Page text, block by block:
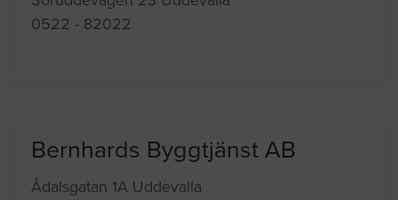
0522 - 82022
Bernhards Byggtjänst AB
Ådalsgatan 1A Uddevalla